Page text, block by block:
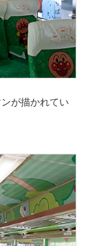
が描かれてい